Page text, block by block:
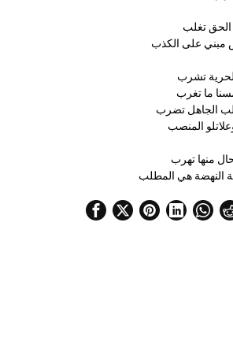
الحق تغلب
مبني على الكذب
تشرب
ما تغرب
الجاهل تضرب
المنصب
منها تهرب